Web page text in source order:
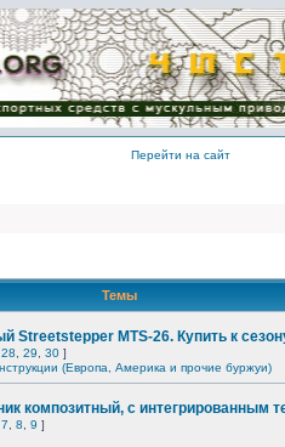
Перейти на сайт
Темы
Streetstepper MTS-26. Купить к
28 29 30 ]
(Европа, Америка и прочие буржуи)
композитный, с интегрированным
7 8 9 ]